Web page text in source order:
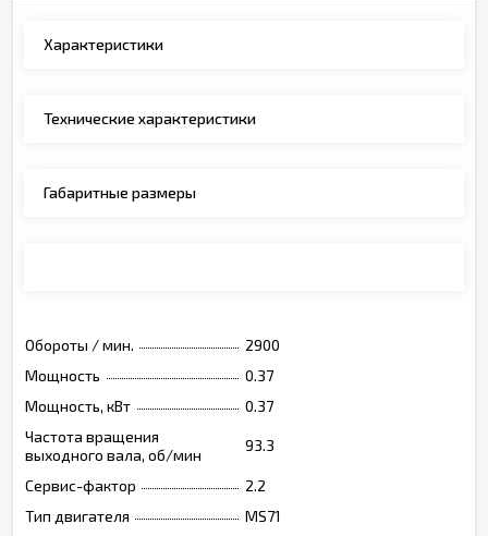
Характеристики
Технические характеристики
Габаритные размеры
Обороты / мин.
2900
Мощность
0.37
Мощность, кВт
0.37
Частота вращения
выходного вала, об/мин
93.3
Сервис-фактор
2.2
Тип двигателя
MS71